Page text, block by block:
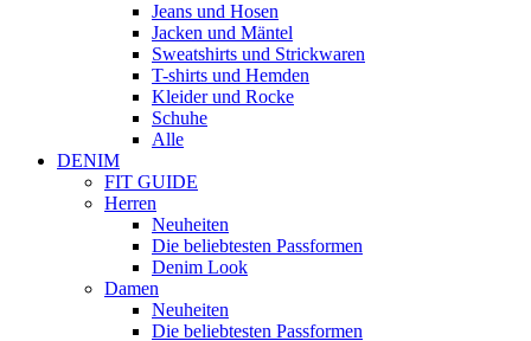
Jeans und Hosen
Jacken und Mäntel
Sweatshirts und Strickwaren
T-shirts und Hemden
Kleider und Rocke
Schuhe
Alle
DENIM
FIT GUIDE
Herren
Neuheiten
Die beliebtesten Passformen
Denim Look
Damen
Neuheiten
Die beliebtesten Passformen